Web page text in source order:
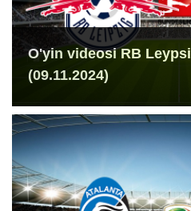
O'yin videosi RB
(09.11.2024)